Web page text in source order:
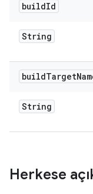
buildId
String
buildTarget
String
Herkese